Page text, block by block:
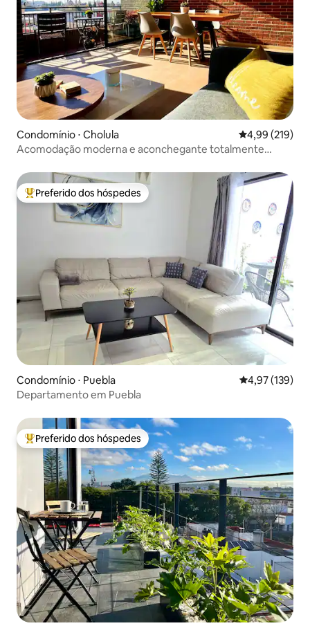
Condomínio ⋅ Cholula 4,99 de uma
4,99 (219)
Acomodação moderna e aconchegante totalmente
Entre os melhores preferidos dos hóspedes
Preferido dos hóspedes
Condomínio ⋅ Puebla 4,97 de uma
4,97 (139)
Departamento em Puebla
Entre os melhores preferidos dos hóspedes
Preferido dos hóspedes